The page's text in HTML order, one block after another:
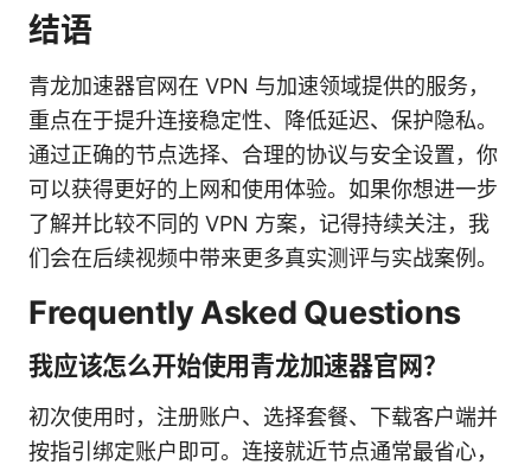
结语
青龙加速器官网在 VPN 与加速领域提供的服务，
重点在于提升连接稳定性、降低延迟、保护隐私。
通过正确的节点选择、合理的协议与安全设置，你
可以获得更好的上网和使用体验。如果你想进一步
了解并比较不同的 VPN 方案，记得持续关注，我
们会在后续视频中带来更多真实测评与实战案例。
Frequently Asked Questions
我应该怎么开始使用青龙加速器官网？
初次使用时，注册账户、选择套餐、下载客户端并
按指引绑定账户即可。连接就近节点通常最省心，